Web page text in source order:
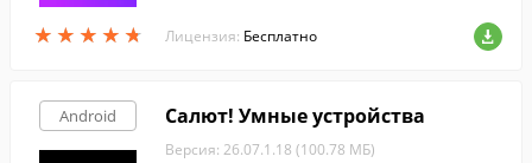
★ ★ ★ ★ ★
★ ★ ★ ★ ★
полнительного ПО.
Лицензия: Бесплатно
Android Салют! Умные устройства
Версия: 26.07.1.18 (100.78 МБ)